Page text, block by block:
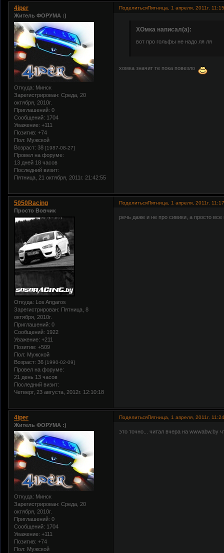
ПоделитьсяПятница, 1 апреля, 2011г.
4iper
Житель ФОРУМА :)
Откуда: Минск
Зарегистрирован: Среда, 20
октября, 2010г.
Приглашений: 0
Сообщений: 1704
Уважение: +111
Позитив: +74
Пол: Мужской
Возраст: 38 [1987-08-27]
Провел на форуме:
13 дней 18 часов
Последний визит:
Пятница, 21 октября, 2011г. 21:42:55
ХОмка написал(а):
вот про гольфы не надо ля ля
хомка значит те пока повезло
ПоделитьсяПятница, 1 апреля, 2011г.
5050Racing
Просто Вовчик
Откуда: Los Angaros
Зарегистрирован: Пятница, 8
октября, 2010г.
Приглашений: 0
Сообщений: 1922
Уважение: +211
Позитив: +509
Пол: Мужской
Возраст: 36 [1990-02-09]
Провел на форуме:
21 день 13 часов
Последний визит:
Четверг, 23 августа, 2012г. 12:10:18
речь даже и не про сивики, а просто
ПоделитьсяПятница, 1 апреля, 2011г.
4iper
Житель ФОРУМА :)
Откуда: Минск
Зарегистрирован: Среда, 20
октября, 2010г.
Приглашений: 0
Сообщений: 1704
Уважение: +111
Позитив: +74
Пол: Мужской
это точно... читал вчера на wwwabw.by